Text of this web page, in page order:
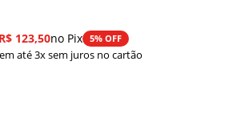
R$123,50no Pix 5% OFF
até 3x sem juros no cartão